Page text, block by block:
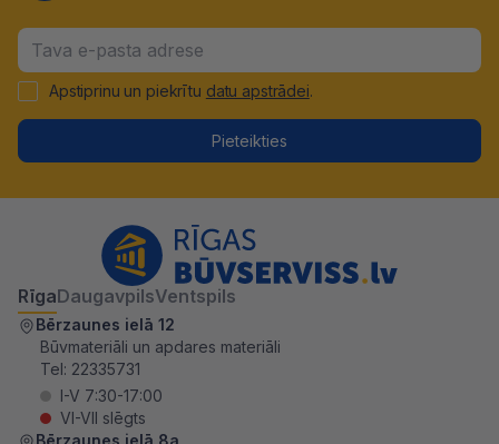
Apstiprinu un piekrītu datu apstrādei.
Pieteikties
RīgaDaugavpilsVentspils
Bērzaunes ielā 12
Būvmateriāli un apdares materiāli
Tel: 22335731
I-V 7:30-17:00
VI-VII slēgts
Bērzaunes ielā 8a